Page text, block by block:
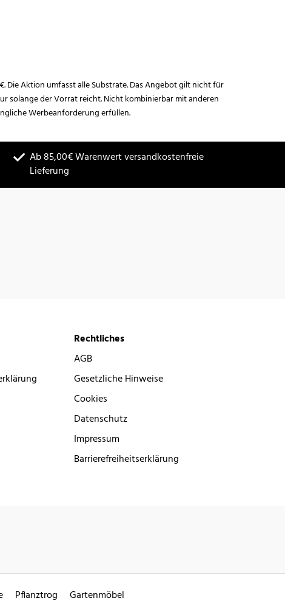
Die Aktion umfasst alle Substrate. Das Angebot gilt nicht für
solange der Vorrat reicht. Nicht kombinierbar mit anderen
Werbeanforderung erfüllen.
Ab 85,00€ Warenwert versandkostenfreie
Lieferung
Rechtliches
AGB
Gesetzliche Hinweise
Cookies
Datenschutz
Impressum
Barrierefreiheitserklärung
Pflanztrog Gartenmöbel